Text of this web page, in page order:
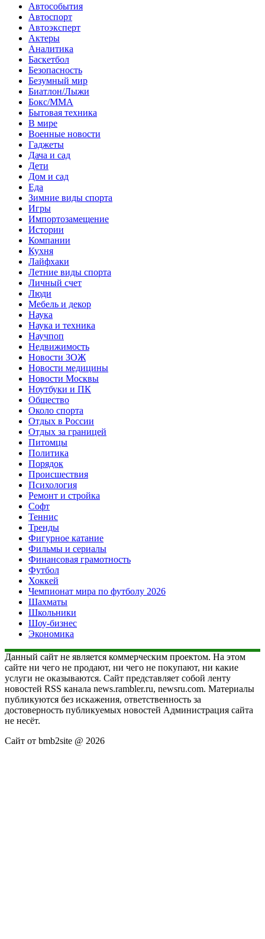
Автособытия
Автоспорт
Автоэксперт
Актеры
Аналитика
Баскетбол
Безопасность
Безумный мир
Биатлон/Лыжи
Бокс/MMA
Бытовая техника
В мире
Военные новости
Гаджеты
Дача и сад
Дети
Дом и сад
Еда
Зимние виды спорта
Игры
Импортозамещение
Истории
Компании
Кухня
Лайфхаки
Летние виды спорта
Личный счет
Люди
Мебель и декор
Наука
Наука и техника
Научпоп
Недвижимость
Новости ЗОЖ
Новости медицины
Новости Москвы
Ноутбуки и ПК
Общество
Около спорта
Отдых в России
Отдых за границей
Питомцы
Политика
Порядок
Происшествия
Психология
Ремонт и стройка
Софт
Теннис
Тренды
Фигурное катание
Фильмы и сериалы
Финансовая грамотность
Футбол
Хоккей
Чемпионат мира по футболу 2026
Шахматы
Школьники
Шоу-бизнес
Экономика
Данный сайт не является коммерческим проектом. На этом
сайте ни чего не продают, ни чего не покупают, ни какие
услуги не оказываются. Сайт представляет собой ленту
новостей RSS канала news.rambler.ru, newsru.com. Материалы
публикуются без искажения, ответственность за
достоверность публикуемых новостей Администрация сайта
не несёт.
Сайт от bmb2site @ 2026